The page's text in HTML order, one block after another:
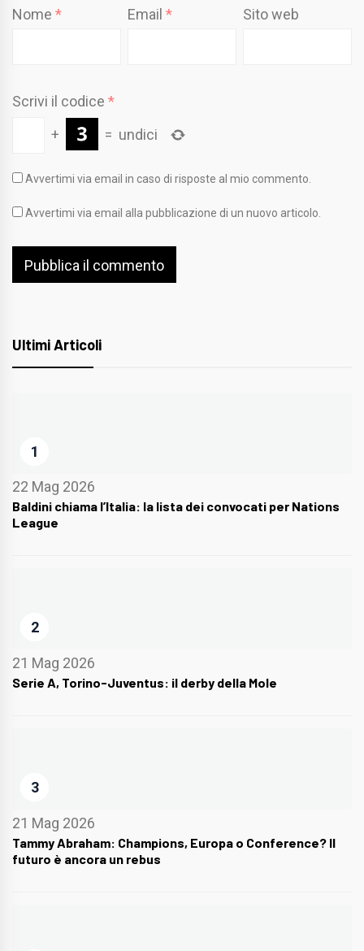
Nome * Email* Sito web
Scrivi il codice *
+
= undici
Avvertimi via email in caso di risposte al mio commento.
Avvertimi via email alla pubblicazione di un nuovo articolo.
Ultimi Articoli
1
22 Mag 2026
Baldini chiama l’Italia: la lista dei convocati per Nations
League
2
21 Mag 2026
Serie A, Torino-Juventus: il derby della Mole
3
21 Mag 2026
Tammy Abraham: Champions, Europa o Conference? Il
futuro è ancora un rebus